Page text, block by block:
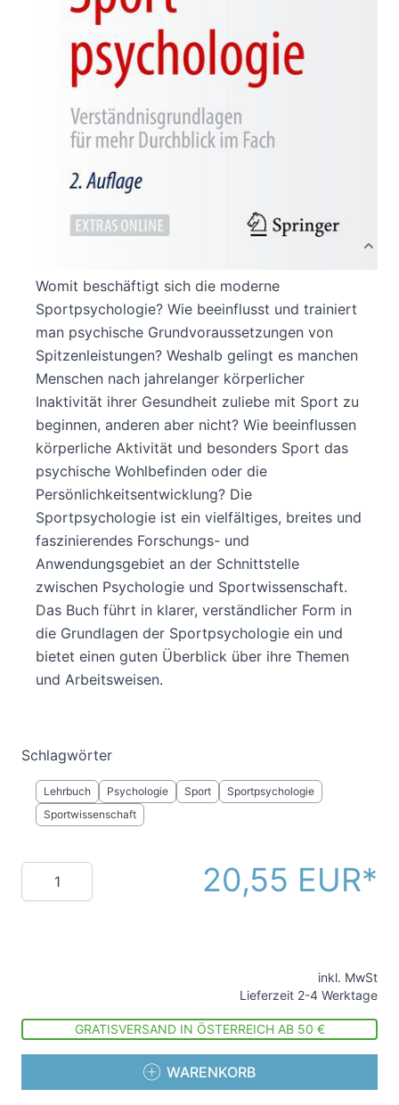
Verlag: Springer
Buch 209 Seiten
Paperback
ISBN: 978-3-662-
59081-2
Bibliografische Daten
Autor:innenbeschreibung
Womit beschäftigt sich die moderne
Sportpsychologie? Wie beeinflusst und trainiert
man psychische Grundvoraussetzungen von
Spitzenleistungen? Weshalb gelingt es manchen
Menschen nach jahrelanger körperlicher
Inaktivität ihrer Gesundheit zuliebe mit Sport zu
beginnen, anderen aber nicht? Wie beeinflussen
körperliche Aktivität und besonders Sport das
psychische Wohlbefinden oder die
Persönlichkeitsentwicklung? Die
Sportpsychologie ist ein vielfältiges, breites und
faszinierendes Forschungs- und
Anwendungsgebiet an der Schnittstelle
zwischen Psychologie und Sportwissenschaft.
Das Buch führt in klarer, verständlicher Form in
die Grundlagen der Sportpsychologie ein und
bietet einen guten Überblick über ihre Themen
und Arbeitsweisen.
Schlagwörter
Lehrbuch Psychologie Sport
Sportpsychologie
Sportwissenschaft
Menge 20,55 EUR
inkl. MwSt
Lieferzeit 2-4 Werktage
GRATISVERSAND IN ÖSTERREICH AB 50 €
WARENKORB